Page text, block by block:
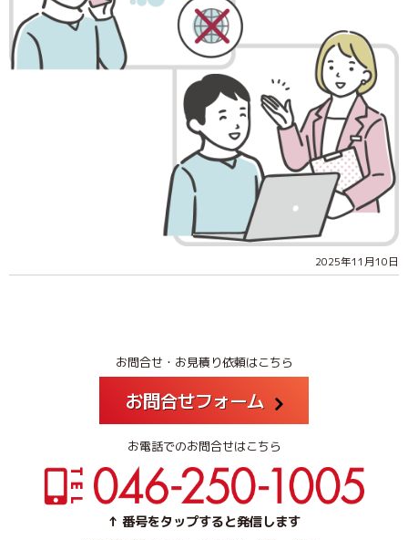
2025年11月10日
お問合せ・お見積り依頼はこちら
お問合せフォーム
お電話でのお問合せはこちら
↑ 番号をタップすると発信します